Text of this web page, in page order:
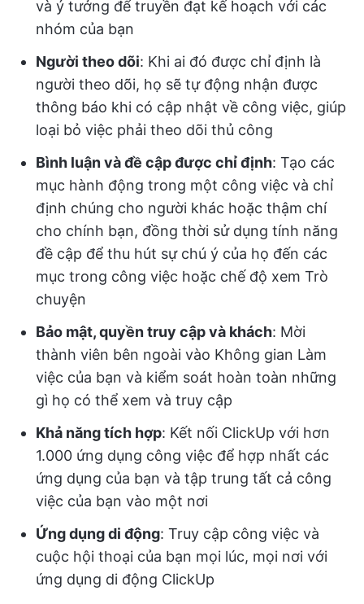
và ý tưởng để truyền đạt kế hoạch với các
nhóm của bạn
Người theo dõi: Khi ai đó được chỉ định là
người theo dõi, họ sẽ tự động nhận được
thông báo khi có cập nhật về công việc, giúp
loại bỏ việc phải theo dõi thủ công
Bình luận và đề cập được chỉ định: Tạo các
mục hành động trong một công việc và chỉ
định chúng cho người khác hoặc thậm chí
cho chính bạn, đồng thời sử dụng tính năng
đề cập để thu hút sự chú ý của họ đến các
mục trong công việc hoặc chế độ xem Trò
chuyện
Bảo mật, quyền truy cập và khách: Mời
thành viên bên ngoài vào Không gian Làm
việc của bạn và kiểm soát hoàn toàn những
gì họ có thể xem và truy cập
Khả năng tích hợp: Kết nối ClickUp với hơn
1.000 ứng dụng công việc để hợp nhất các
ứng dụng của bạn và tập trung tất cả công
việc của bạn vào một nơi
Ứng dụng di động: Truy cập công việc và
cuộc hội thoại của bạn mọi lúc, mọi nơi với
ứng dụng di động ClickUp